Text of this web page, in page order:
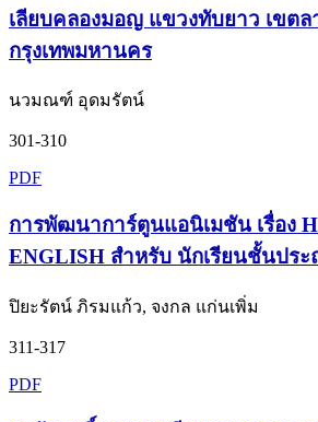
เลียบคลองมอญ แขวงทับยาว เขตล
กรุงเทพมหานคร
นวมณฑ์ อุดมรัตน์
301-310
PDF
การพัฒนาการ์ตูนแอนิเมชัน เรื่อง
ENGLISH สำหรับ นักเรียนชั้นปร
ปิยะรัตน์ ภิรมแก้ว, จงกล แก่นเพิ่ม
311-317
PDF